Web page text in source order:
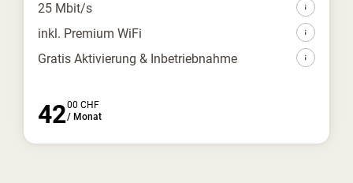
25 Mbit/s
inkl. Premium WiFi
Gratis Aktivierung & Inbetriebnahme
4200 CHF
/ Monat